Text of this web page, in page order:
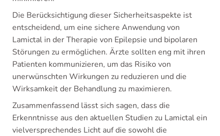
Die Berücksichtigung dieser Sicherheitsaspekte ist
entscheidend, um eine sichere Anwendung von
Lamictal in der Therapie von Epilepsie und bipolaren
Störungen zu ermöglichen. Ärzte sollten eng mit ihren
Patienten kommunizieren, um das Risiko von
unerwünschten Wirkungen zu reduzieren und die
Wirksamkeit der Behandlung zu maximieren.
Zusammenfassend lässt sich sagen, dass die
Erkenntnisse aus den aktuellen Studien zu Lamictal ein
vielversprechendes Licht auf die sowohl die